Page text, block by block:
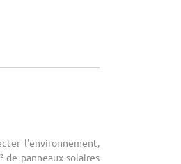
l'environnement,
de panneaux solaires